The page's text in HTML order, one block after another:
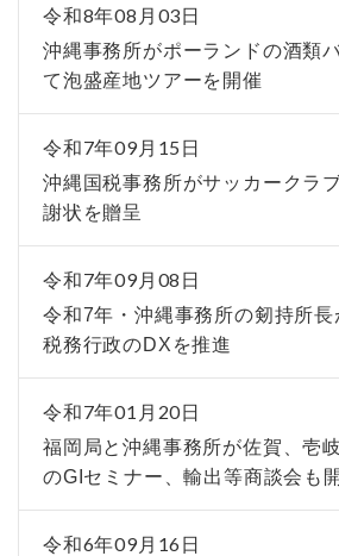
令和8年08月03日
沖縄事務所がポーランドの酒類
て泡盛産地ツアーを開催
令和7年09月15日
沖縄国税事務所がサッカークラ
謝状を贈呈
令和7年09月08日
令和7年・沖縄事務所の剱持所長
税務行政のDXを推進
令和7年01月20日
福岡局と沖縄事務所が佐賀、壱
のGIセミナー、輸出等商談会も
令和6年09月16日